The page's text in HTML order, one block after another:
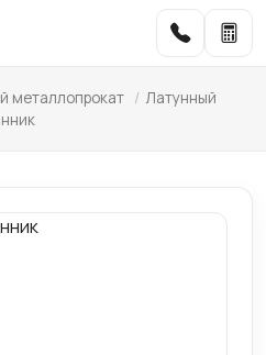
металлопрокат / Латунный